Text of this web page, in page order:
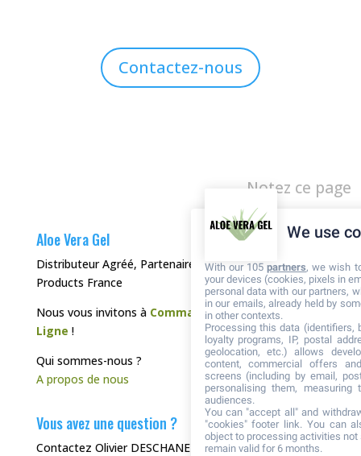
Contactez-nous
Notez ce page
Aloe Vera Gel
Distributeur Agréé, Partenaire de Forever Living
Products France
Nous vous invitons à Commander directement en
Ligne !
Qui sommes-nous ?
A propos de nous
Vous avez une question ?
Contactez Olivier DESCHANEL, votreDistributeur
We use
With our 105partners, we wish
your devices (cookies, pixels in
personal data with our partners,
in our emails, already held by
in other contexts.
Processing this data (identifiers,
loyalty programs, IP, postal
geolocation, etc.) allows
content, commercial offers
screens (including by email,
personalising them, measuring
audiences.
You can "accept all" and
"cookies" footer link. You can
object to processing activities
remain valid for 6 months.